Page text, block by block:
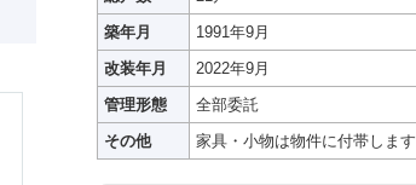
築年月
1991年9月
改装年月
2022年9月
管理形態
全部委託
その他
家具・小物は物件に付帯します